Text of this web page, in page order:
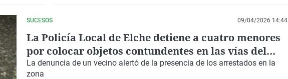
SUCESOS 09/04/2026 14:44
La Policía Local de Elche detiene a cuatro menores
por colocar objetos contundentes en las vías del
tren en Altabix
La denuncia de un vecino alertó de la presencia de los arrestados en la
zona